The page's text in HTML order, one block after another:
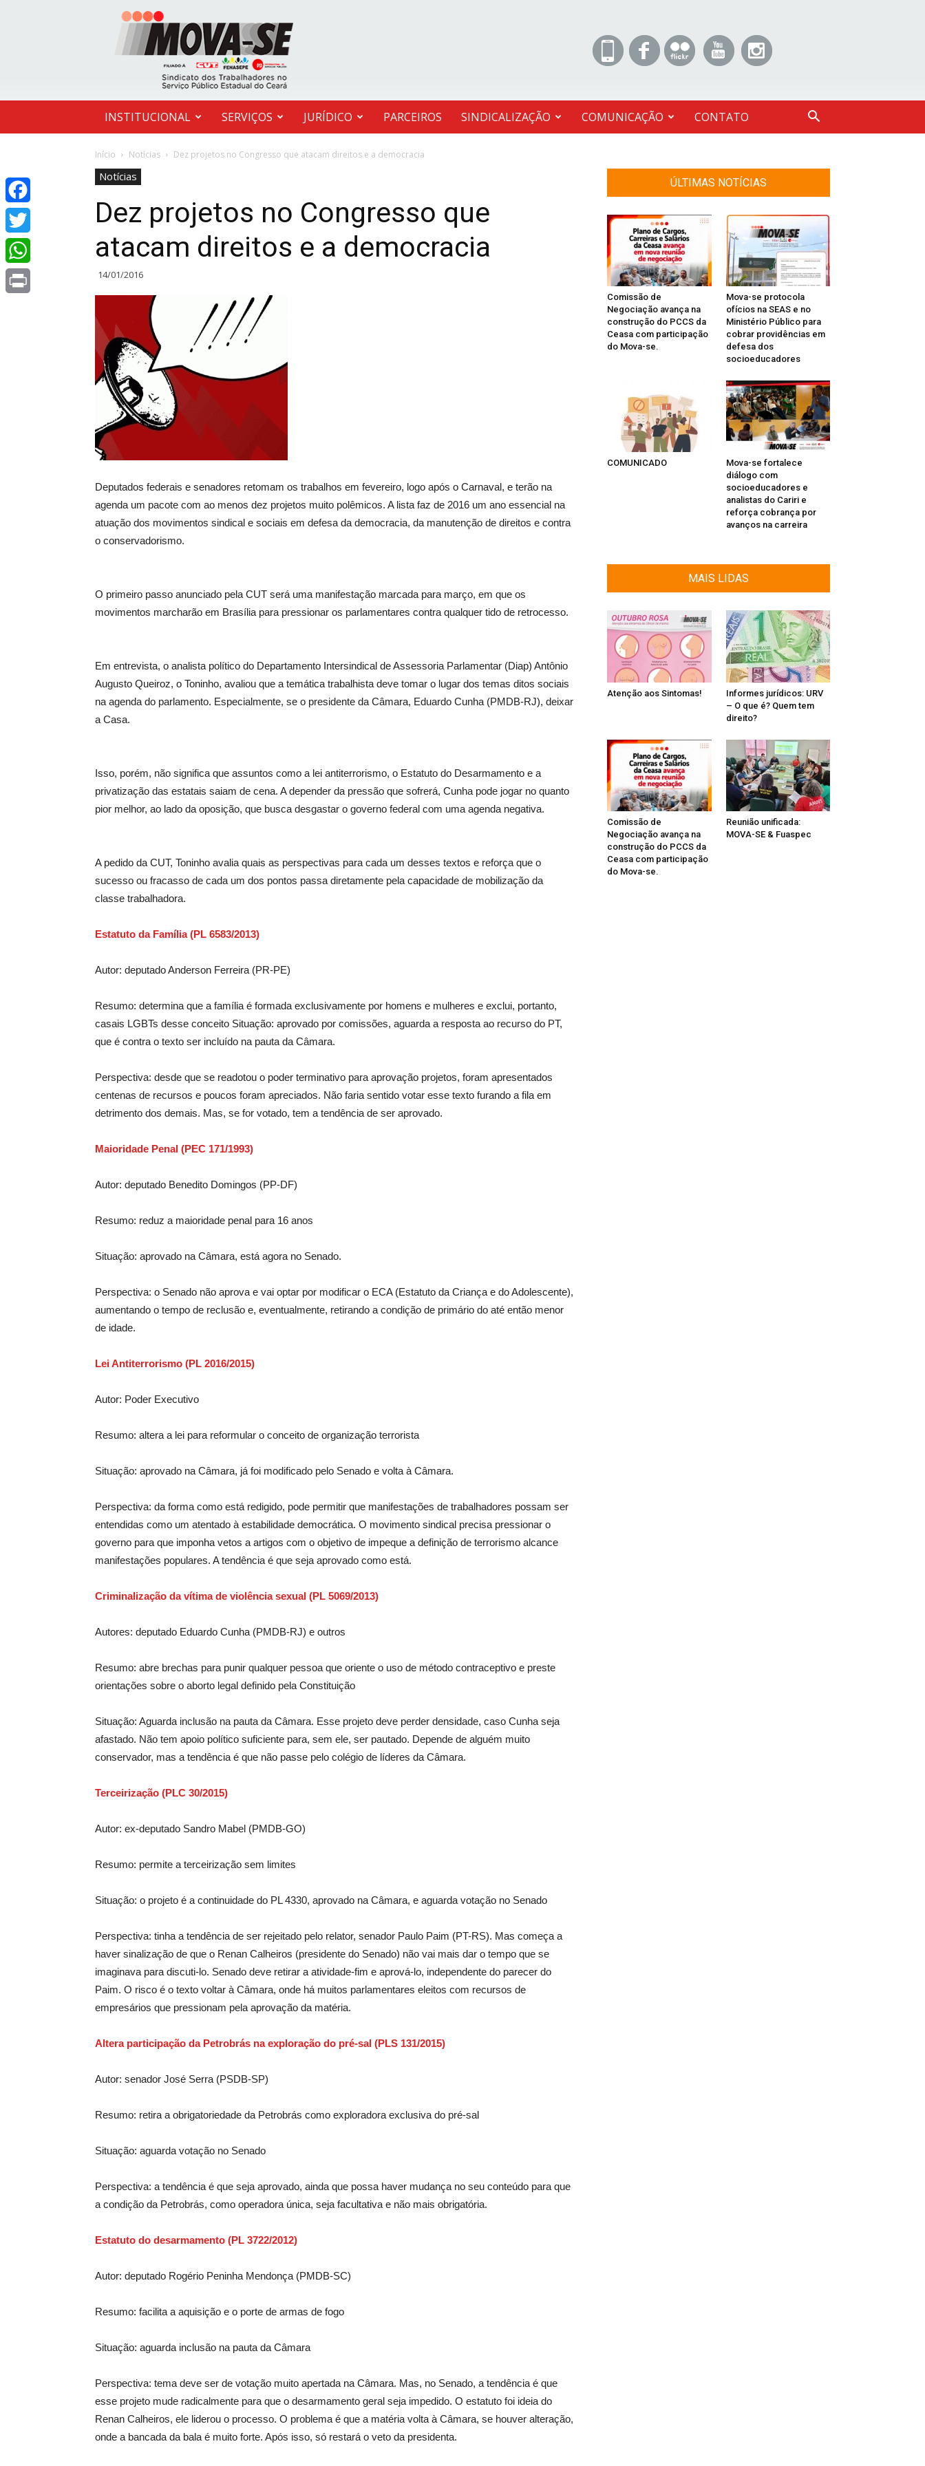
MOVA-
SE
INSTITUCIONAL SERVIÇOS JURÍDICO PARCEIROS SINDICALIZAÇÃO COMUNICAÇÃO CONTATO
Início Notícias Dez projetos no Congresso que atacam direitos e a democracia
Notícias
Dez projetos no Congresso que
atacam direitos e a democracia
14/01/2016
Deputados federais e senadores retomam os trabalhos em fevereiro, logo após o Carnaval, e terão na
agenda um pacote com ao menos dez projetos muito polêmicos. A lista faz de 2016 um ano essencial na
atuação dos movimentos sindical e sociais em defesa da democracia, da manutenção de direitos e contra
o conservadorismo.
O primeiro passo anunciado pela CUT será uma manifestação marcada para março, em que os
movimentos marcharão em Brasília para pressionar os parlamentares contra qualquer tido de retrocesso.
Em entrevista, o analista político do Departamento Intersindical de Assessoria Parlamentar (Diap) Antônio
Augusto Queiroz, o Toninho, avaliou que a temática trabalhista deve tomar o lugar dos temas ditos sociais
na agenda do parlamento. Especialmente, se o presidente da Câmara, Eduardo Cunha (PMDB-RJ), deixar
a Casa.
Isso, porém, não significa que assuntos como a lei antiterrorismo, o Estatuto do Desarmamento e a
privatização das estatais saiam de cena. A depender da pressão que sofrerá, Cunha pode jogar no quanto
pior melhor, ao lado da oposição, que busca desgastar o governo federal com uma agenda negativa.
A pedido da CUT, Toninho avalia quais as perspectivas para cada um desses textos e reforça que o
sucesso ou fracasso de cada um dos pontos passa diretamente pela capacidade de mobilização da
classe trabalhadora.
Estatuto da Família (PL 6583/2013)
Autor: deputado Anderson Ferreira (PR-PE)
Resumo: determina que a família é formada exclusivamente por homens e mulheres e exclui, portanto,
casais LGBTs desse conceito Situação: aprovado por comissões, aguarda a resposta ao recurso do PT,
que é contra o texto ser incluído na pauta da Câmara.
Perspectiva: desde que se readotou o poder terminativo para aprovação projetos, foram apresentados
centenas de recursos e poucos foram apreciados. Não faria sentido votar esse texto furando a fila em
detrimento dos demais. Mas, se for votado, tem a tendência de ser aprovado.
Maioridade Penal (PEC 171/1993)
Autor: deputado Benedito Domingos (PP-DF)
Resumo: reduz a maioridade penal para 16 anos
Situação: aprovado na Câmara, está agora no Senado.
Perspectiva: o Senado não aprova e vai optar por modificar o ECA (Estatuto da Criança e do Adolescente),
aumentando o tempo de reclusão e, eventualmente, retirando a condição de primário do até então menor
de idade.
Lei Antiterrorismo (PL 2016/2015)
Autor: Poder Executivo
Resumo: altera a lei para reformular o conceito de organização terrorista
Situação: aprovado na Câmara, já foi modificado pelo Senado e volta à Câmara.
Perspectiva: da forma como está redigido, pode permitir que manifestações de trabalhadores possam ser
entendidas como um atentado à estabilidade democrática. O movimento sindical precisa pressionar o
governo para que imponha vetos a artigos com o objetivo de impeque a definição de terrorismo alcance
manifestações populares. A tendência é que seja aprovado como está.
Criminalização da vítima de violência sexual (PL 5069/2013)
Autores: deputado Eduardo Cunha (PMDB-RJ) e outros
Resumo: abre brechas para punir qualquer pessoa que oriente o uso de método contraceptivo e preste
orientações sobre o aborto legal definido pela Constituição
Situação: Aguarda inclusão na pauta da Câmara. Esse projeto deve perder densidade, caso Cunha seja
afastado. Não tem apoio político suficiente para, sem ele, ser pautado. Depende de alguém muito
conservador, mas a tendência é que não passe pelo colégio de líderes da Câmara.
Terceirização (PLC 30/2015)
Autor: ex-deputado Sandro Mabel (PMDB-GO)
Resumo: permite a terceirização sem limites
Situação: o projeto é a continuidade do PL 4330, aprovado na Câmara, e aguarda votação no Senado
Perspectiva: tinha a tendência de ser rejeitado pelo relator, senador Paulo Paim (PT-RS). Mas começa a
haver sinalização de que o Renan Calheiros (presidente do Senado) não vai mais dar o tempo que se
imaginava para discuti-lo. Senado deve retirar a atividade-fim e aprová-lo, independente do parecer do
Paim. O risco é o texto voltar à Câmara, onde há muitos parlamentares eleitos com recursos de
empresários que pressionam pela aprovação da matéria.
Altera participação da Petrobrás na exploração do pré-sal (PLS 131/2015)
Autor: senador José Serra (PSDB-SP)
Resumo: retira a obrigatoriedade da Petrobrás como exploradora exclusiva do pré-sal
Situação: aguarda votação no Senado
Perspectiva: a tendência é que seja aprovado, ainda que possa haver mudança no seu conteúdo para que
a condição da Petrobrás, como operadora única, seja facultativa e não mais obrigatória.
Estatuto do desarmamento (PL 3722/2012)
Autor: deputado Rogério Peninha Mendonça (PMDB-SC)
Resumo: facilita a aquisição e o porte de armas de fogo
Situação: aguarda inclusão na pauta da Câmara
Perspectiva: tema deve ser de votação muito apertada na Câmara. Mas, no Senado, a tendência é que
esse projeto mude radicalmente para que o desarmamento geral seja impedido. O estatuto foi ideia do
Renan Calheiros, ele liderou o processo. O problema é que a matéria volta à Câmara, se houver alteração,
onde a bancada da bala é muito forte. Após isso, só restará o veto da presidenta.
ÚLTIMAS NOTÍCIAS
Comissão de
Negociação avança na
construção do PCCS da
Ceasa com participação
do Mova-se.
Mova-se protocola
ofícios na SEAS e no
Ministério Público para
cobrar providências em
defesa dos
socioeducadores
COMUNICADO
Mova-se fortalece
diálogo com
socioeducadores e
analistas do Cariri e
reforça cobrança por
avanços na carreira
MAIS LIDAS
Atenção aos Sintomas!
Informes jurídicos: URV
– O que é? Quem tem
direito?
Comissão de
Negociação avança na
construção do PCCS da
Ceasa com participação
do Mova-se.
Reunião unificada:
MOVA-SE & Fuaspec
Facebook
Twitter
WhatsApp